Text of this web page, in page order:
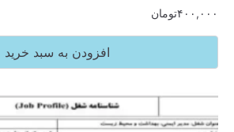
۴۰۰,۰۰۰تومان
افزودن به سبد خرید